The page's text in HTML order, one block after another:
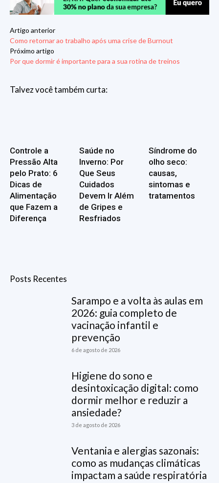
Artigo anterior
Como retornar ao trabalho após uma crise de Burnout
Próximo artigo
Por que dormir é importante para a sua rotina de treinos
Talvez você também curta:
Controle a
Pressão Alta
pelo Prato: 6
Dicas de
Alimentação
que Fazem a
Diferença
Saúde no
Inverno: Por
Que Seus
Cuidados
Devem Ir Além
de Gripes e
Resfriados
Síndrome do
olho seco:
causas,
sintomas e
tratamentos
Posts Recentes
Sarampo e a volta às aulas em
2026: guia completo de
vacinação infantil e
prevenção
6 de agosto de 2026
Higiene do sono e
desintoxicação digital: como
dormir melhor e reduzir a
ansiedade?
3 de agosto de 2026
Ventania e alergias sazonais:
como as mudanças climáticas
impactam a saúde respiratória